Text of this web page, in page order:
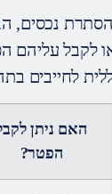
נכסים,
לקבל עליהם
לחייבים
האם ניתן
הפטר?